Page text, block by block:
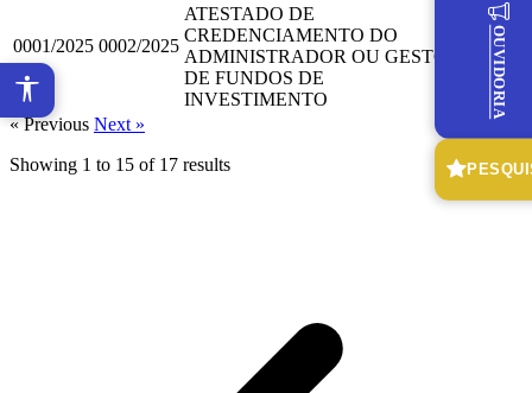
OUVIDORIA
0001/2025 0002/2025
ATESTADO DE
CREDENCIAMENTO DO
ADMINISTRADOR OU GESTOR
DE FUNDOS DE
INVESTIMENTO
Baixar
« Previous Next »
Showing 1 to 15 of 17 results